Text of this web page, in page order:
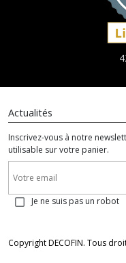
Actualités
Inscrivez-vous à notre
utilisable sur votre panier.
Je ne suis pas un robot
Copyright DECOFIN. Tous